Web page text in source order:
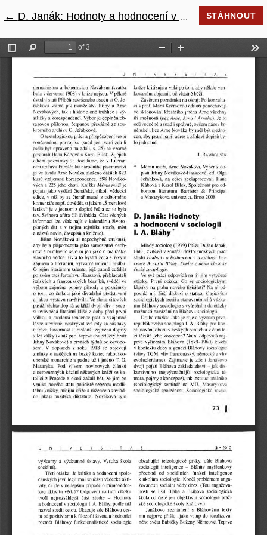
← Návrat na podrobnosti článku
D. Janák: Hodnoty a hodnocení v sociologii I. A. Bláhy STÁHNOUT